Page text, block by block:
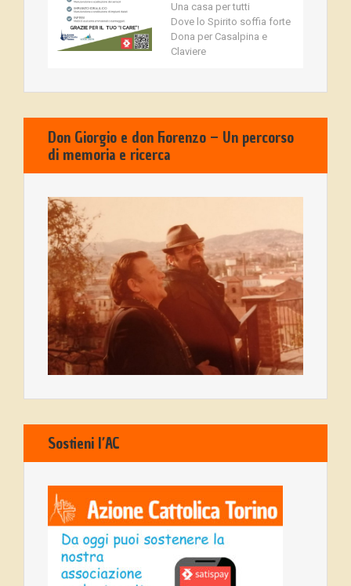
Una casa per tutti
Dove lo Spirito soffia forte
Dona per Casalpina e
Claviere
Don Giorgio e don Fiorenzo – Un percorso
di memoria e ricerca
Sostieni l’AC